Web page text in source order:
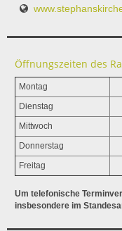
Öffnungszeiten des
Montag
Dienstag
Mittwoch
Donnerstag
Freitag
Um telefonische
insbesondere im